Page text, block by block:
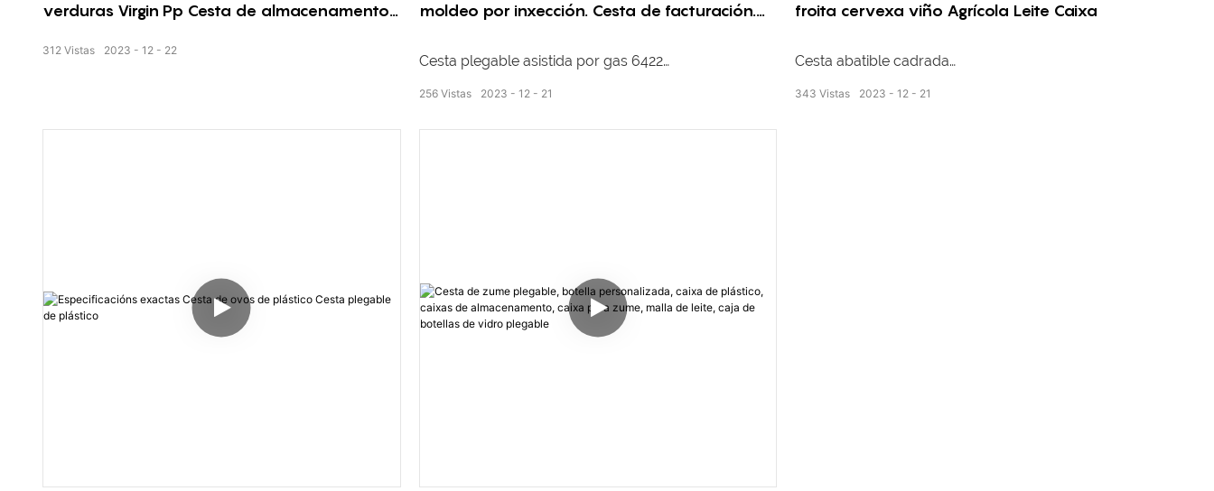
verduras Virgin Pp Cesta de almacenamento
2023 12 22
312 Vistas
moldeo por inxección. Cesta de facturación.
fresco
Cesta plegable asistida por gas 6422
Tamaño externo: 600*400*220 mm
2023 12 21
256 Vistas
froita cervexa viño Agrícola Leite Caixa
Cesta abatible cadrada
2023 12 21
343 Vistas